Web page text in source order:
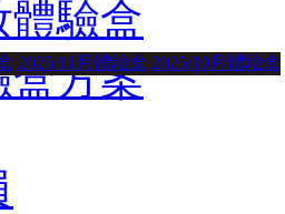
體驗盒
2025/11月體驗盒 2025/10月體驗盒
盒方案